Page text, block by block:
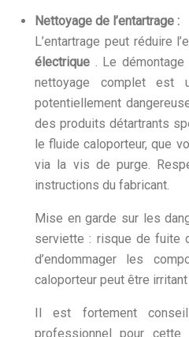
Nettoyage de l’entartrage :
L’entartrage peut réduire
électrique . Le
nettoyage complet est
potentiellement
des produits détartrants
le fluide caloporteur, que
via la vis de purge.
instructions du fabricant.
Mise en garde sur les
serviette : risque de fuite
d’endommager les
caloporteur peut être
Il est fortement
professionnel pour